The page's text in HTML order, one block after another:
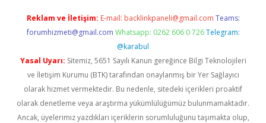
Reklam ve İletişim: E-mail: backlinkpaneli@gmail.com Teams:
forumhizmeti@gmail.com Whatsapp: 0262 606 0 726 Telegram:
@karabul
Yasal Uyarı: Sitemiz, 5651 Sayılı Kanun gereğince Bilgi Teknolojileri
ve İletişim Kurumu (BTK) tarafından onaylanmış bir Yer Sağlayıcı
olarak hizmet vermektedir. Bu nedenle, sitedeki içerikleri proaktif
olarak denetleme veya araştırma yükümlülüğümüz bulunmamaktadır.
Ancak, üyelerimiz yazdıkları içeriklerin sorumluluğunu taşımakta olup,